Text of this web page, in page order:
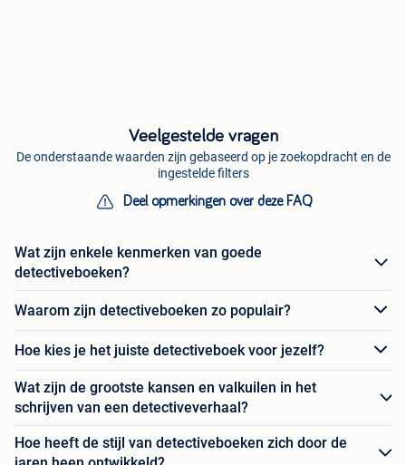
Veelgestelde vragen
De onderstaande waarden zijn gebaseerd op je zoekopdracht en de
ingestelde filters
Deel opmerkingen over deze FAQ
Wat zijn enkele kenmerken van goede
detectiveboeken?
Waarom zijn detectiveboeken zo populair?
Hoe kies je het juiste detectiveboek voor jezelf?
Wat zijn de grootste kansen en valkuilen in het
schrijven van een detectiveverhaal?
Hoe heeft de stijl van detectiveboeken zich door de